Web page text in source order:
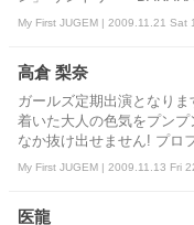
My First JUGEM | 2009.11.21 Sat
高倉 梨奈
ガールズ定期出演となり
着いた大人の色気をプン
なか抜け出せません! プロ
My First JUGEM | 2009.11.13 Fri
医龍